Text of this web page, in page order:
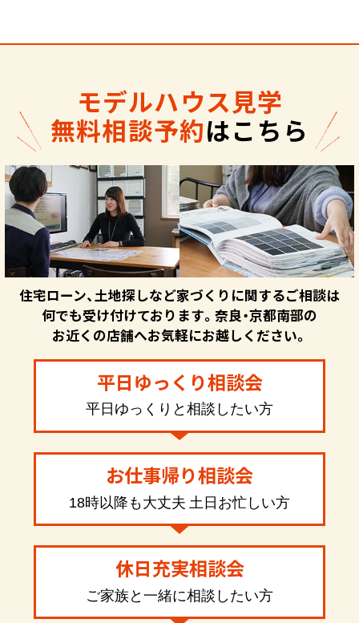
モデルハウス見学
無料相談予約はこちら
住宅ローン、土地探しなど家づくりに関するご相談は
何でも受け付けております。奈良・京都南部の
お近くの店舗へお気軽にお越しください。
平日ゆっくり相談会
平日ゆっくりと相談したい方
お仕事帰り相談会
18時以降も大丈夫 土日お忙しい方
休日充実相談会
ご家族と一緒に相談したい方